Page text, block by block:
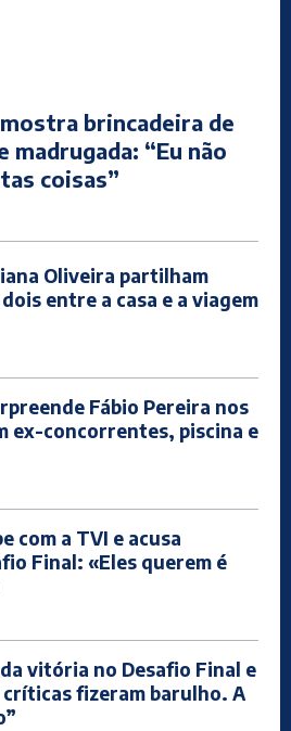
brincadeira de
madrugada: “Eu não
coisas”
Oliveira partilham
entre a casa e a viagem
Fábio Pereira nos
ex-concorrentes, piscina e
com a TVI e acusa
Final: «Eles querem é
vitória no Desafio Final e
críticas fizeram barulho. A